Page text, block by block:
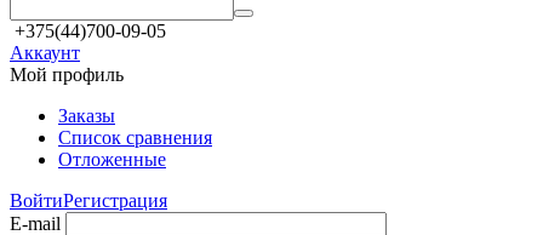
+375(44)700-09-05
Аккаунт
Мой профиль
Заказы
Список сравнения
Отложенные
ВойтиРегистрация
E-mail